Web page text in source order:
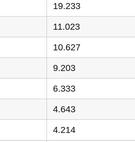
19.233
11.023
10.627
9.203
6.333
4.643
4.214